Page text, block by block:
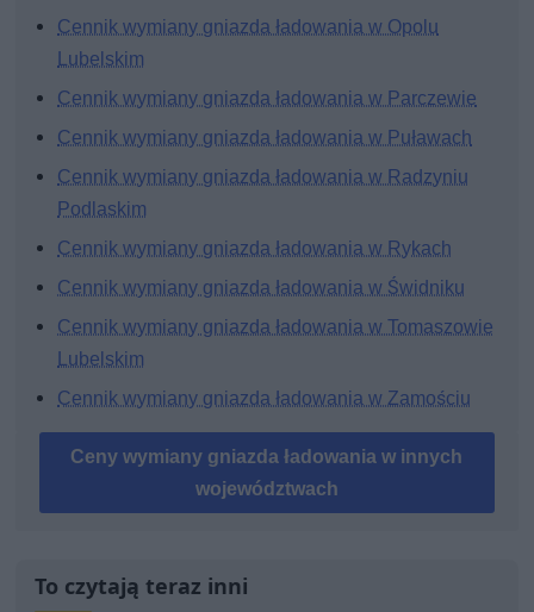
Cennik wymiany gniazda ładowania w Opolu
Lubelskim
Cennik wymiany gniazda ładowania w Parczewie
Cennik wymiany gniazda ładowania w Puławach
Cennik wymiany gniazda ładowania w Radzyniu
Podlaskim
Cennik wymiany gniazda ładowania w Rykach
Cennik wymiany gniazda ładowania w Świdniku
Cennik wymiany gniazda ładowania w Tomaszowie
Lubelskim
Cennik wymiany gniazda ładowania w Zamościu
Ceny wymiany gniazda ładowania w innych
województwach
To czytają teraz inni